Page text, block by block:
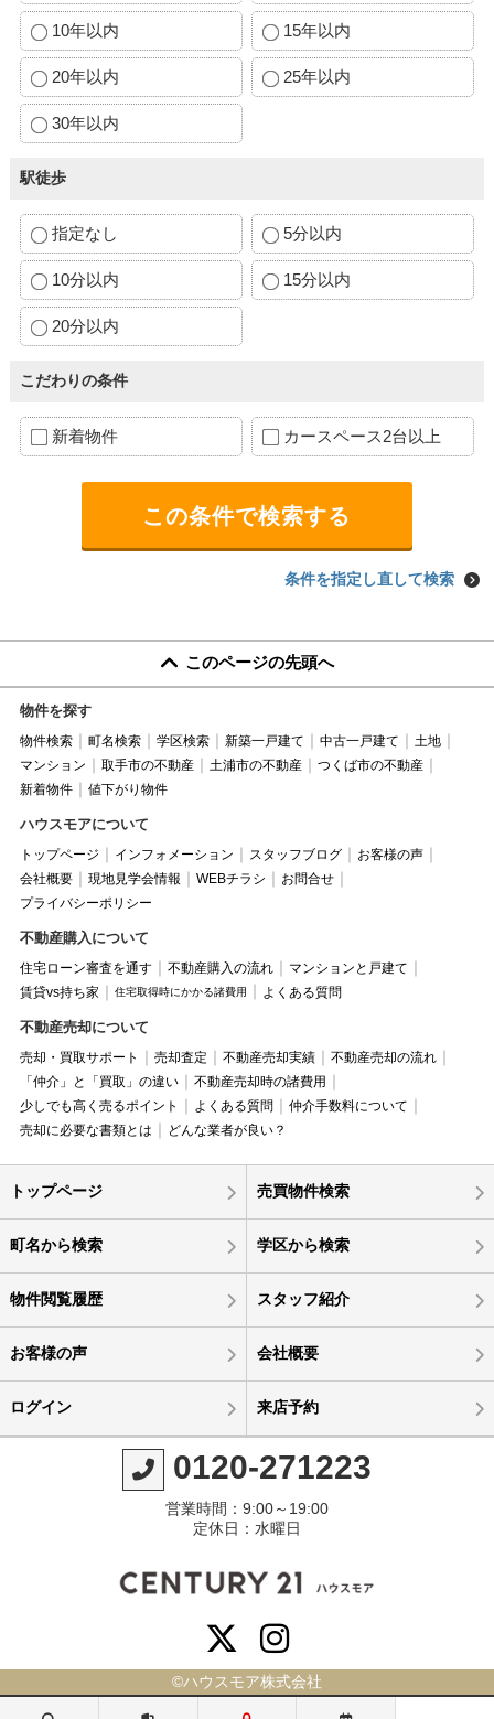
10年以内 15年以内
20年以内 25年以内
30年以内
駅徒歩
指定なし 5分以内
10分以内 15分以内
20分以内
こだわりの条件
新着物件 カースペース2台以上
条件を指定し直して検索
このページの先頭へ
物件を探す
物件検索 町名検索 学区検索 新築一戸建て 中古一戸建て
土地
マンション
取手市の不動産 土浦市の不動産
つくば市の不動産
新着物件
値下がり物件
ハウスモアについて
トップページ インフォメーション スタッフブログ
お客様の声
会社概要
現地見学会情報 WEBチラシ
お問合せ
プライバシーポリシー
不動産購入について
住宅ローン審査を通す 不動産購入の流れ
マンションと戸建て
賃貸vs持ち家
住宅取得時にかかる諸費用 よくある質問
不動産売却について
売却・買取サポート 売却査定 不動産売却実績
不動産売却の流れ
「仲介」と「買取」の違い
不動産売却時の諸費用
少しでも高く売るポイント
よくある質問
仲介手数料について
売却に必要な書類とは
どんな業者が良い？
トップページ 売買物件検索
町名から検索 学区から検索
物件閲覧履歴 スタッフ紹介
お客様の声 会社概要
ログイン 来店予約
0120-271223
営業時間：9:00～19:00
定休日：水曜日
©ハウスモア株式会社